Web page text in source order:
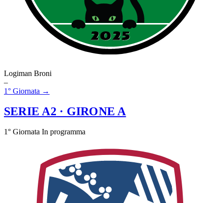
Logiman Broni
–
1° Giornata →
SERIE A2 · GIRONE A
1° Giornata In programma